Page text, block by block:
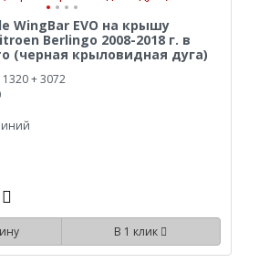
WingBar EVO на крышу
Berlingo 2008-2018 г. в
(черная крыловидная дуга)
+ 3072
В 1 клик